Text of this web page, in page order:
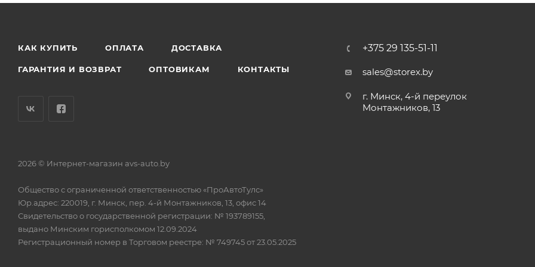
КАК КУПИТЬ ОПЛАТА ДОСТАВКА
ГАРАНТИЯ И ВОЗВРАТ ОПТОВИКАМ КОНТАКТЫ
+375 29 135-51-11
sales@storex.by
г. Минск, 4-й переулок
Монтажников, 13
2026 © Интернет-магазин avs-auto.by
Общество с ограниченной ответственностью «ПроАвтоТулс»
Юр.адрес: 220019, г. Минск, пер. 4-й Монтажников, 13, офис 14
Свидетельство о государственной регистрации: № 193789155,
выдано Минским горисполкомом 12.09.2024
Регистрационный номер в Торговом реестре: № 749745 от 23.05.2025